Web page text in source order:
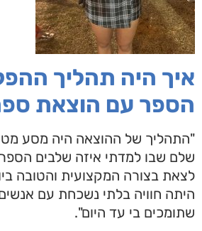
איך היה תהליך
הספר עם הוצאת
"התהליך של ההוצאה היה מסע
שלם שבו למדתי איזה שלבים
לצאת בצורה המקצועית והטובה
היתה חוויה בלתי נשכחת עם
שתומכים בי עד היום".